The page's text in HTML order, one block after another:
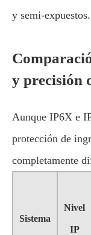
y semi-expuestos.
y precisión
Aunque IP6X e
protección de
completamente
Sistema
Nivel
IP